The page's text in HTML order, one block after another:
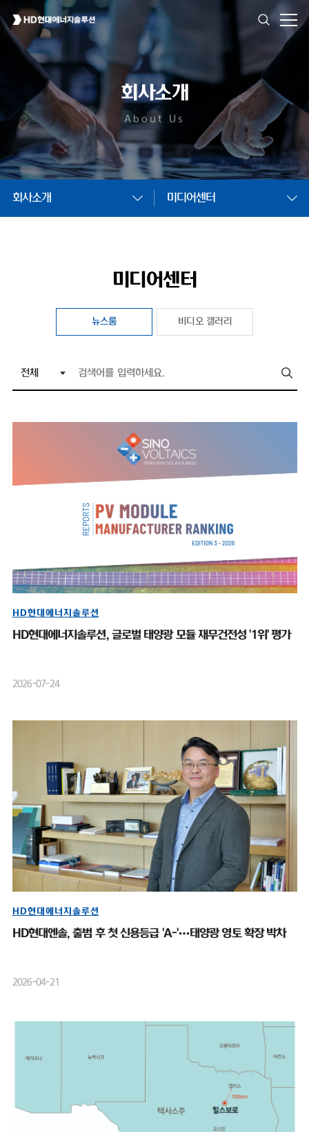
회사소개
About Us
회사소개 미디어센터
미디어센터
뉴스룸 비디오 갤러리
HD현대에너지솔루션
HD현대에너지솔루션, 글로벌 태양광 모듈 재무건전성 '1위' 평가
2026-07-24
HD현대에너지솔루션
HD현대엔솔, 출범 후 첫 신용등급 'A-'…태양광 영토 확장 박차
2026-04-21